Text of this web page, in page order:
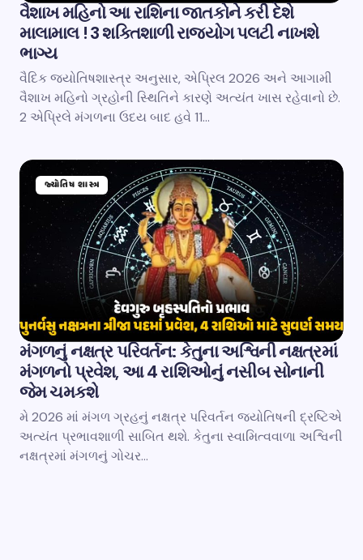
વૈશાખ મહિનો આ રાશિના જાતકોને કરી દેશે
માલામાલ ! 3 શક્તિશાળી રાજયોગ પલટી નાખશે
ભાગ્ય
વૈદિક જ્યોતિષશાસ્ત્ર અનુસાર, એપ્રિલ 2026 અને આગામી
વૈશાખ મહિનો ગ્રહોની સ્થિતિને કારણે અત્યંત ખાસ રહેવાનો છે.
2 એપ્રિલે મંગળના ઉદય બાદ હવે 11…
જ્યોતિષ શાસ્ત્ર
મંગળનું નક્ષત્ર પરિવર્તન: કેતુના અશ્વિની નક્ષત્રમાં
મંગળનો પ્રવેશ, આ 4 રાશિઓનું નસીબ સોનાની
જેમ ચમકશે
મે 2026 માં મંગળ ગ્રહનું નક્ષત્ર પરિવર્તન જ્યોતિષની દ્રષ્ટિએ
અત્યંત પ્રભાવશાળી સાબિત થશે. કેતુના સ્વામિત્વવાળા અશ્વિની
નક્ષત્રમાં મંગળનું ગોચર…